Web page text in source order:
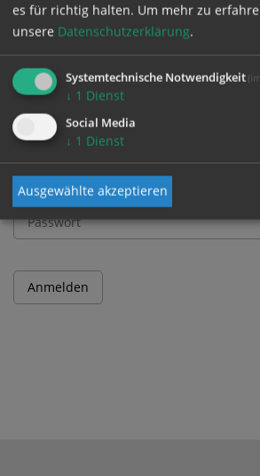
Bitte melden Sie sich mit Ihrem
und Passwort an.
Benutzername
Passwort
es für richtig halten. Um mehr zu
unsere Datenschutzerklärung.
Systemtechnische Notwendigkeit
↓ 1 Dienst
Social Media
↓ 1 Dienst
Ausgewählte akzeptieren